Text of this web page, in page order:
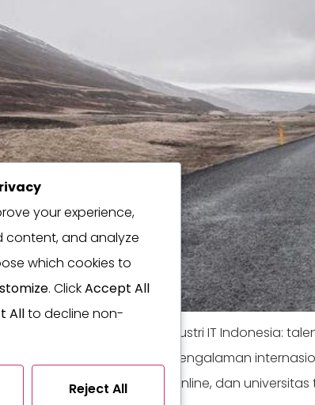
sedang terjadi di industri IT Indonesia:
dengan perusahaan lokal. Pengalaman
program pelatihan online, dan
your experience,
content, and analyze
which cookies to
. ClickAccept All
Allto decline non-
Reject All